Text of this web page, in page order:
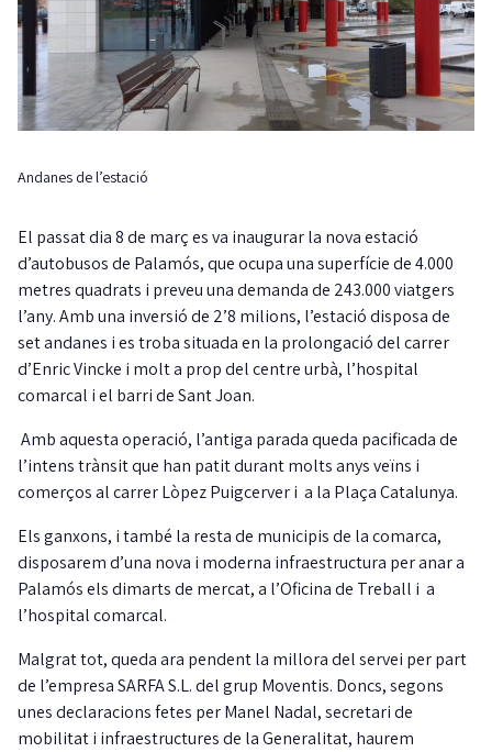
Andanes de l’estació
El passat dia 8 de març es va inaugurar la nova estació
d’autobusos de Palamós, que ocupa una superfície de 4.000
metres quadrats i preveu una demanda de 243.000 viatgers
l’any. Amb una inversió de 2’8 milions, l’estació disposa de
set andanes i es troba situada en la prolongació del carrer
d’Enric Vincke i molt a prop del centre urbà, l’hospital
comarcal i el barri de Sant Joan.
Amb aquesta operació, l’antiga parada queda pacificada de
l’intens trànsit que han patit durant molts anys veïns i
comerços al carrer Lòpez Puigcerver i a la Plaça Catalunya.
Els ganxons, i també la resta de municipis de la comarca,
disposarem d’una nova i moderna infraestructura per anar a
Palamós els dimarts de mercat, a l’Oficina de Treball i a
l’hospital comarcal.
Malgrat tot, queda ara pendent la millora del servei per part
de l’empresa SARFA S.L. del grup Moventis. Doncs, segons
unes declaracions fetes per Manel Nadal, secretari de
mobilitat i infraestructures de la Generalitat, haurem